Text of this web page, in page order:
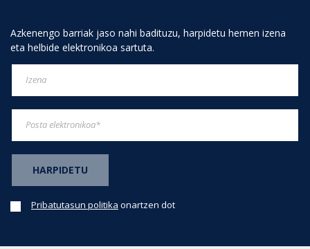
Azkenengo barriak jaso nahi badituzu, harpidetu hemen izena
eta helbide elektronikoa sartuta.
Pribatutasun politika onartzen dot